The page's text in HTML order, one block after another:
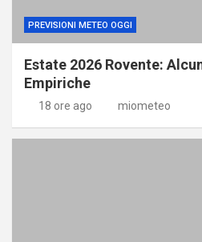
PREVISIONI METEO OGGI
Estate 2026 Rovente:
Empiriche
18 ore ago miometeo